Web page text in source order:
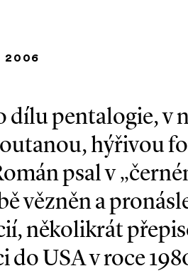
2006
dílu pentalogie, v
hýřivou
psal v
vězněn a
několikrát
do USA v roce